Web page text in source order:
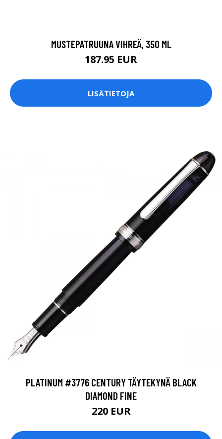
MUSTEPATRUUNA VIHREÄ, 350 ML
187.95 EUR
LISÄTIETOJA
PLATINUM #3776 CENTURY TÄYTEKYNÄ BLACK
DIAMOND FINE
220 EUR